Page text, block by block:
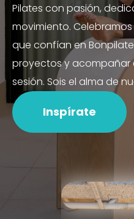
Pilates con pasión,
movimiento.
que confían en
proyectos y acompañar
sesión. Sois el alma de
Inspírate